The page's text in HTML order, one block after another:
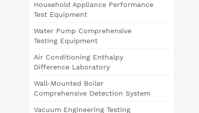
Household Appliance Performance
Test Equipment
Water Pump Comprehensive
Testing Equipment
Air Conditioning Enthalpy
Difference Laboratory
Wall-Mounted Boiler
Comprehensive Detection System
Vacuum Engineering Testing